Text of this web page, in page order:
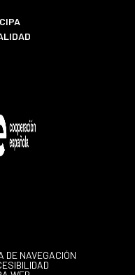
DE NAVEGACIÓN